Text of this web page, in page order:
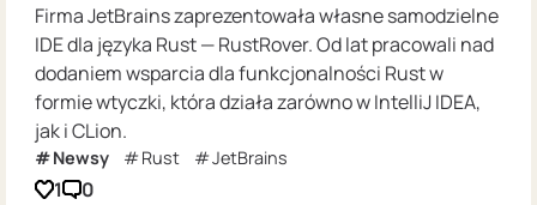
Firma JetBrains zaprezentowała własne samodzielne
IDE dla języka Rust — RustRover. Od lat pracowali nad
dodaniem wsparcia dla funkcjonalności Rust w
formie wtyczki, która działa zarówno w IntelliJ IDEA,
jak i CLion.
Newsy Rust JetBrains
1 0